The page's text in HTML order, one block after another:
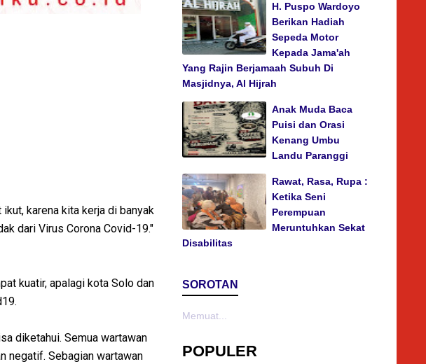
karena kita kerja di banyak
dari Virus Corona Covid-19."
kuatir, apalagi kota Solo dan
diketahui. Semua wartawan
negatif. Sebagian wartawan
H. Puspo Wardoyo
Berikan Hadiah
Sepeda Motor
Kepada Jama'ah
Yang Rajin Berjamaah Subuh Di
Masjidnya, Al Hijrah
Anak Muda Baca
Puisi dan Orasi
Kenang Umbu
Landu Paranggi
Rawat, Rasa, Rupa :
Ketika Seni
Perempuan
Meruntuhkan Sekat
Disabilitas
SOROTAN
Memuat...
POPULER